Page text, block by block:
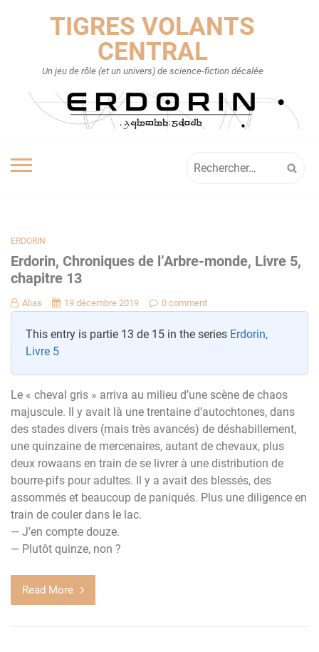
TIGRES VOLANTS
CENTRAL
Un jeu de rôle (et un univers) de science-fiction décalée
ERDORIN
Erdorin, Chroniques de l’Arbre-monde, Livre 5,
chapitre 13
Alias 19 décembre 2019 0 comment
This entry is partie 13 de 15 in the series Erdorin,
Livre 5
Le « cheval gris » arriva au milieu d’une scène de chaos
majuscule. Il y avait là une trentaine d’autochtones, dans
des stades divers (mais très avancés) de déshabillement,
une quinzaine de mercenaires, autant de chevaux, plus
deux rowaans en train de se livrer à une distribution de
bourre-pifs pour adultes. Il y a avait des blessés, des
assommés et beaucoup de paniqués. Plus une diligence en
train de couler dans le lac.
— J’en compte douze.
— Plutôt quinze, non ?
Read More